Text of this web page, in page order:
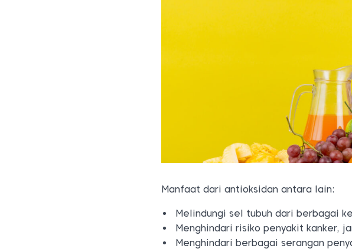
Manfaat dari antioksidan antara lain:
Melindungi sel tubuh dari berbagai
Menghindari risiko penyakit kanker,
Menghindari berbagai serangan